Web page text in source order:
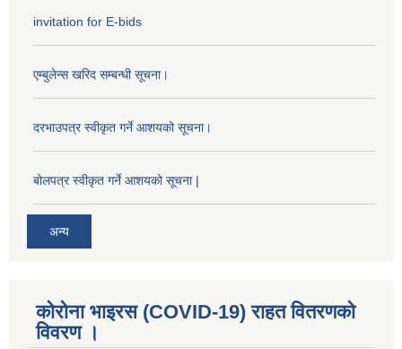
invitation for E-bids
एम्बुलेन्स खरिद सम्बन्धी सूचना।
दरभाउपत्र स्वीकृत गर्ने आशयको सूचना।
बोलपत्र स्वीकृत गर्ने आशयको सूचना |
अन्य
कोरोना भाइरस (COVID-19) राहत वितरणको
विवरण ।